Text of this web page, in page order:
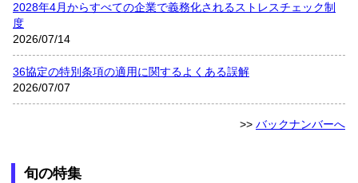
2028年4月からすべての企業で義務化されるストレスチェック制
度
2026/07/14
36協定の特別条項の適用に関するよくある誤解
2026/07/07
>> バックナンバーへ
旬の特集